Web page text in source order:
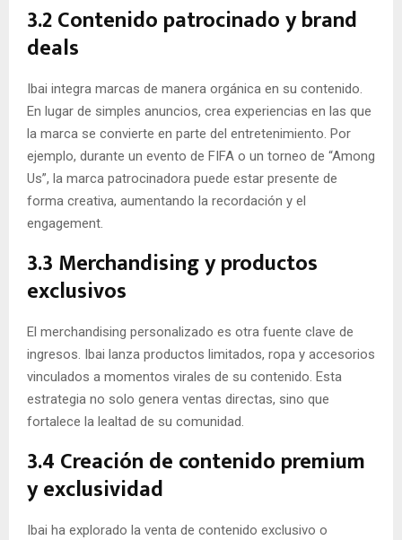
3.2 Contenido patrocinado y brand
deals
Ibai integra marcas de manera orgánica en su contenido.
En lugar de simples anuncios, crea experiencias en las que
la marca se convierte en parte del entretenimiento. Por
ejemplo, durante un evento de FIFA o un torneo de “Among
Us”, la marca patrocinadora puede estar presente de
forma creativa, aumentando la recordación y el
engagement.
3.3 Merchandising y productos
exclusivos
El merchandising personalizado es otra fuente clave de
ingresos. Ibai lanza productos limitados, ropa y accesorios
vinculados a momentos virales de su contenido. Esta
estrategia no solo genera ventas directas, sino que
fortalece la lealtad de su comunidad.
3.4 Creación de contenido premium
y exclusividad
Ibai ha explorado la venta de contenido exclusivo o